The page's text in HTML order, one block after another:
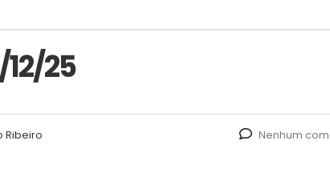
12/25
Ribeiro
Nenhum